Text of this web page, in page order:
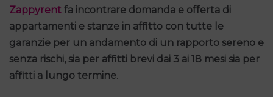
Zappyrent fa incontrare domanda e offerta di
appartamenti e stanze in affitto con tutte le
garanzie per un andamento di un rapporto sereno e
senza rischi, sia per affitti brevi dai 3 ai 18 mesi sia per
affitti a lungo termine.